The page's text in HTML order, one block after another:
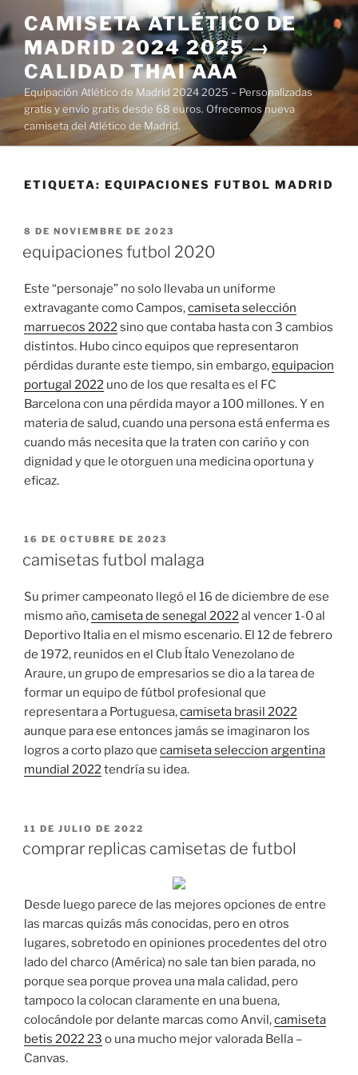
al
contenido
CAMISETA ATLÉTICO DE
MADRID 2024 2025 →
CALIDAD THAI AAA
Equipación Atlético de Madrid 2024 2025 – Personalizadas
gratis y envío gratis desde 68 euros. Ofrecemos nueva
camiseta del Atlético de Madrid.
ETIQUETA: EQUIPACIONES FUTBOL MADRID
PUBLICADO
8 DE NOVIEMBRE DE 2023
equipaciones futbol 2020
Este “personaje” no solo llevaba un uniforme
extravagante como Campos,camiseta selección
marruecos 2022sino que contaba hasta con 3 cambios
distintos. Hubo cinco equipos que representaron
pérdidas durante este tiempo, sin embargo,equipacion
portugal 2022 uno de los que resalta es el FC
Barcelona con una pérdida mayor a 100 millones. Y en
materia de salud, cuando una persona está enferma es
cuando más necesita que la traten con cariño y con
dignidad y que le otorguen una medicina oportuna y
eficaz.
PUBLICADO
16 DE OCTUBRE DE 2023
camisetas futbol malaga
Su primer campeonato llegó el 16 de diciembre de ese
mismo año,camiseta de senegal 2022al vencer 1-0 al
Deportivo Italia en el mismo escenario. El 12 de febrero
de 1972, reunidos en el Club Ítalo Venezolano de
Araure, un grupo de empresarios se dio a la tarea de
formar un equipo de fútbol profesional que
representara a Portuguesa,camiseta brasil 2022
aunque para ese entonces jamás se imaginaron los
logros a corto plazo que camiseta seleccion argentina
mundial 2022tendría su idea.
PUBLICADO
11 DE JULIO DE 2022
comprar replicas camisetas de futbol
Desde luego parece de las mejores opciones de entre
las marcas quizás más conocidas, pero en otros
lugares, sobretodo en opiniones procedentes del otro
lado del charco (América) no sale tan bien parada, no
porque sea porque provea una mala calidad, pero
tampoco la colocan claramente en una buena,
colocándole por delante marcas como Anvil,camiseta
betis 2022 23 o una mucho mejor valorada Bella –
Canvas.